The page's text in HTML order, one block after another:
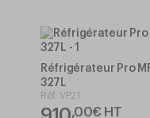
Réfrigérateur Pro
327L
Réf. VP21
,00€ HT